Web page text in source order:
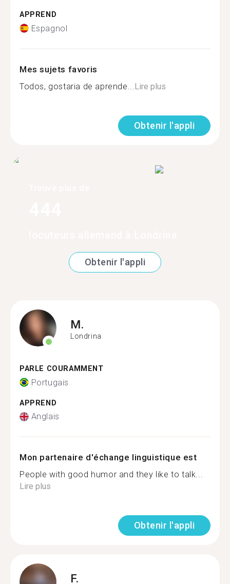
APPREND
Espagnol
Mes sujets favoris
Todos, gostaria de aprende... Lire plus
Obtenir l'appli
Obtenir l'appli
M.
Londrina
PARLE COURAMMENT
Portugais
APPREND
Anglais
Mon partenaire d'échange linguistique est
People with good humor and they like to talk...
Lire plus
Obtenir l'appli
F.